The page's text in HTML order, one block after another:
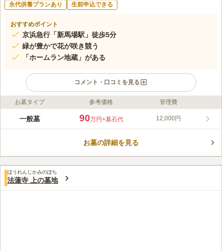
永代供養プランあり 生前申込できる
おすすめポイント
京浜急行「新馬場駅」徒歩5分
緑が豊かで花が咲き競う
「ホームラン地蔵」がある
コメント・口コミを見る
ライフドット編集部のコメント
490年以上の歴史を持つ品川区の日蓮宗寺院は、京浜急行「新馬
広々としており、緑が豊かで春には花が咲き競うことから、別称
ボールをもっている地蔵像があります。
口コミ評価
みんなの評価
お墓タイプ 参考価格 管理費
一般墓 90万円+墓石代 12,000円
お墓の詳細を見る
ほうれんじかみのぼち
法蓮寺 上の墓地